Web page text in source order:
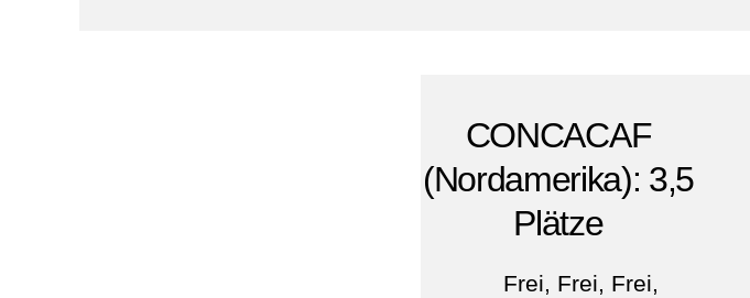
CONCACAF
(Nordamerika): 3,5
Plätze
Frei, Frei, Frei,